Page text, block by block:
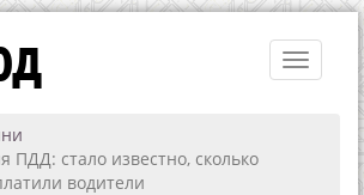
Toggle
ПДД: стало известно, сколько
водители